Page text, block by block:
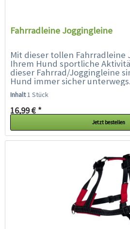
Fahrradleine Joggingleine
Mit dieser tollen Fahrradleine
Ihrem Hund sportliche
dieser Fahrrad/Joggingleine
Hund immer sicher
Zangenhaken lässt sich die
Inhalt1 Stück
16,99 € *
Jetzt bestellen